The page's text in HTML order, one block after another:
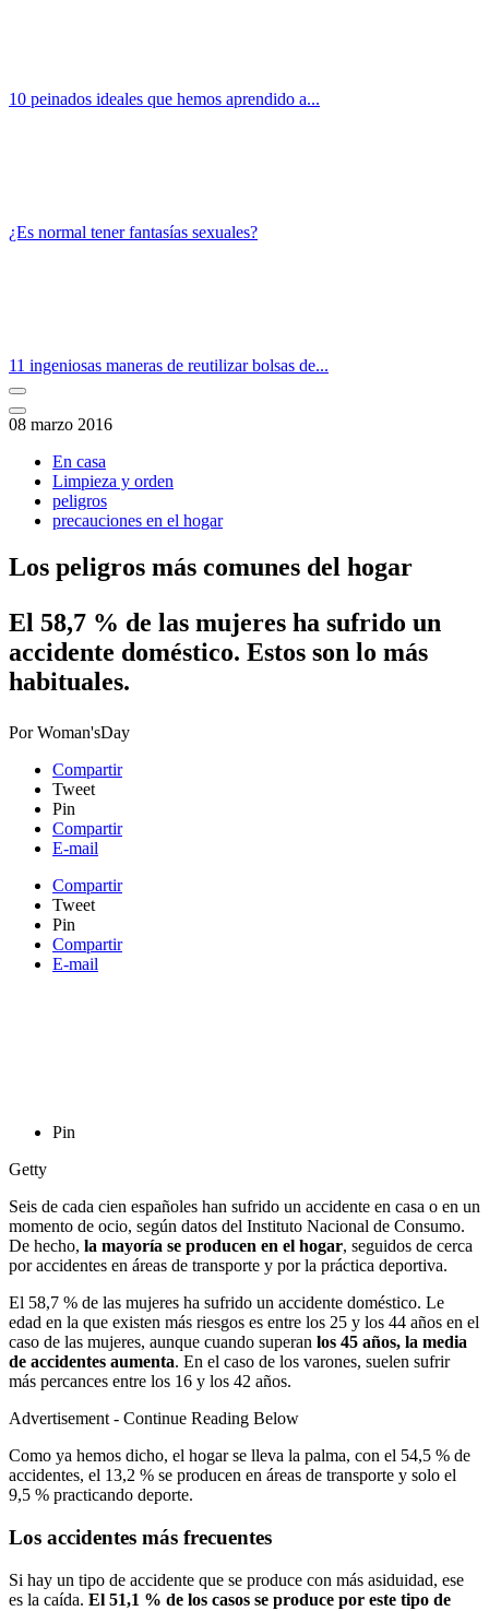
10 peinados ideales que hemos aprendido a...
¿Es normal tener fantasías sexuales?
11 ingeniosas maneras de reutilizar bolsas de...
08 marzo 2016
En casa
Limpieza y orden
peligros
precauciones en el hogar
Los peligros más comunes del hogar
​El 58,7 % de las mujeres ha sufrido un
accidente doméstico. Estos son lo más
habituales.
PorWoman'sDay
Compartir
Tweet
Pin
Compartir
E-mail
Compartir
Tweet
Pin
Compartir
E-mail
Pin
Getty
Seis de cada cien españoles han sufrido un accidente en casa o en un
momento de ocio, según datos del Instituto Nacional de Consumo.
De hecho, la mayoría se producen en el hogar, seguidos de cerca
por accidentes en áreas de transporte y por la práctica deportiva.
El 58,7 % de las mujeres ha sufrido un accidente doméstico. Le
edad en la que existen más riesgos es entre los 25 y los 44 años en el
caso de las mujeres, aunque cuando superan los 45 años, la media
de accidentes aumenta. En el caso de los varones, suelen sufrir
más percances entre los 16 y los 42 años.
Advertisement - Continue Reading Below
Como ya hemos dicho, el hogar se lleva la palma, con el 54,5 % de
accidentes, el 13,2 % se producen en áreas de transporte y solo el
9,5 % practicando deporte.
Los accidentes más frecuentes
Si hay un tipo de accidente que se produce con más asiduidad, ese
es la caída. El 51,1 % de los casos se produce por este tipo de